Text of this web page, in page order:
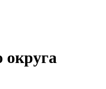
округа